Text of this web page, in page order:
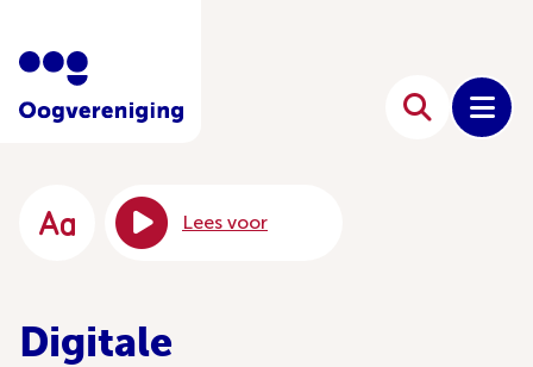
Lees voor
Digitale